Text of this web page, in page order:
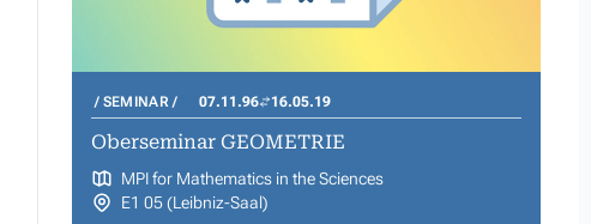
SEMINAR 07.11.96 16.05.19
Oberseminar GEOMETRIE
MPI for Mathematics in the Sciences
E1 05 (Leibniz-Saal)